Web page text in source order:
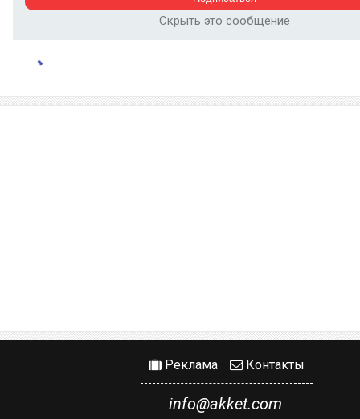
Скрыть это сообщение
Реклама Контакты
info@akket.com